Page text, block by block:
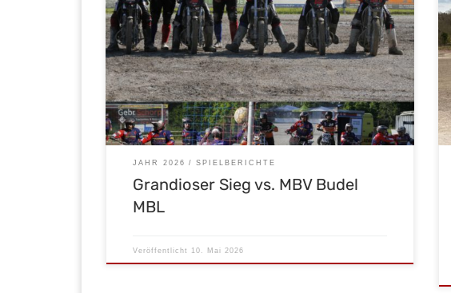
MBL Motoball-Bundesliga: Grandioser 4:2 Sieg des MSC
Malsch gegen den MBV Budel (Niederlande) am 09.05.2026
– Gut gemacht Jungs
#mscmalsch
JAHR 2026 SPIELBERICHTE
Grandioser Sieg vs. MBV Budel
MBL
Veröffentlicht 10. Mai 2026